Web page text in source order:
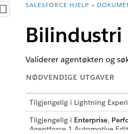
Vis innholdsfortegnelse
Du er her:
SALESFORCE HJELP
Validerer agentøkten og
NØDVENDIGE UTGAVER
Tilgjengelig i Lightning
Tilgjengelig i Enterprise,
Agentforce 1 Automotive